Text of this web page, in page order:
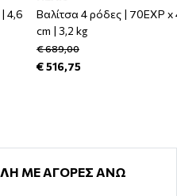
4,6
Βαλίτσα 4 ρόδες | 70EXP x
cm | 3,2 kg
€ 689,00
€ 516,75
ΜΕ ΑΓΟΡΕΣ ΑΝΩ